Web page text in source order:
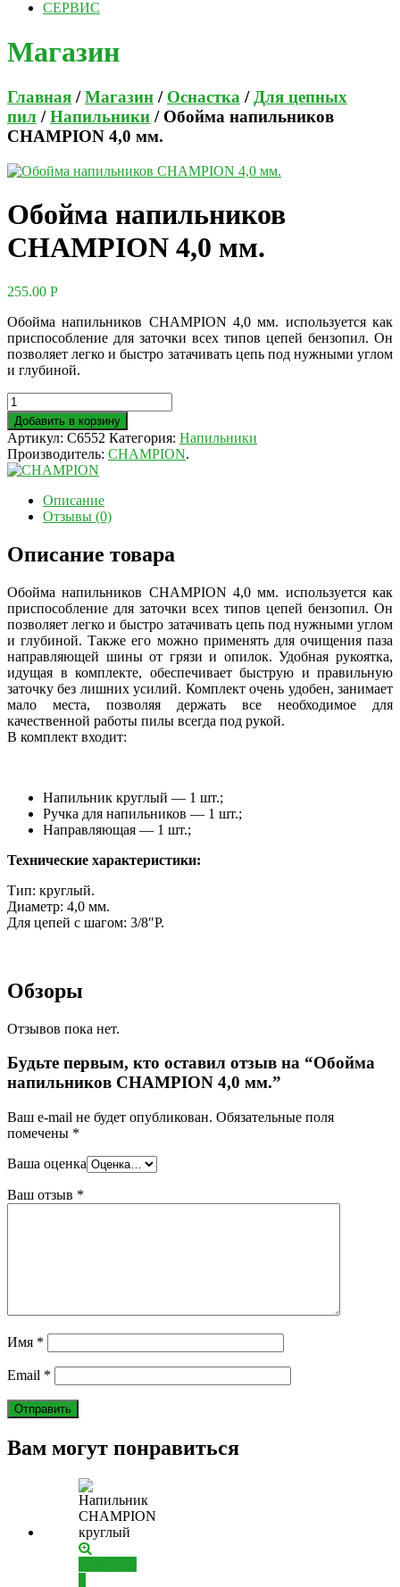
СЕРВИС
Магазин
Главная /Магазин / Оснастка /Для цепных
пил /Напильники / Обойма напильников
CHAMPION 4,0 мм.
Обойма напильников
CHAMPION 4,0 мм.
255.00 Р
Обойма напильников CHAMPION 4,0 мм. используется как
приспособление для заточки всех типов цепей бензопил. Он
позволяет легко и быстро затачивать цепь под нужными углом
и глубиной.
Добавить в корзину
Артикул: C6552 Категория: Напильники
Производитель: CHAMPION.
Описание
Отзывы (0)
Описание товара
Обойма напильников CHAMPION 4,0 мм. используется как
приспособление для заточки всех типов цепей бензопил. Он
позволяет легко и быстро затачивать цепь под нужными углом
и глубиной. Также его можно применять для очищения паза
направляющей шины от грязи и опилок. Удобная рукоятка,
идущая в комплекте, обеспечивает быструю и правильную
заточку без лишних усилий. Комплект очень удобен, занимает
мало места, позволяя держать все необходимое для
качественной работы пилы всегда под рукой.
В комплект входит:
Напильник круглый — 1 шт.;
Ручка для напильников — 1 шт.;
Направляющая — 1 шт.;
Технические характеристики:
Тип: круглый.
Диаметр: 4,0 мм.
Для цепей с шагом: 3/8″P.
Обзоры
Отзывов пока нет.
Будьте первым, кто оставил отзыв на “Обойма
напильников CHAMPION 4,0 мм.”
Ваш e-mail не будет опубликован. Обязательные поля
помечены *
Ваша оценка
Ваш отзыв *
Имя *
Email *
Вам могут понравиться